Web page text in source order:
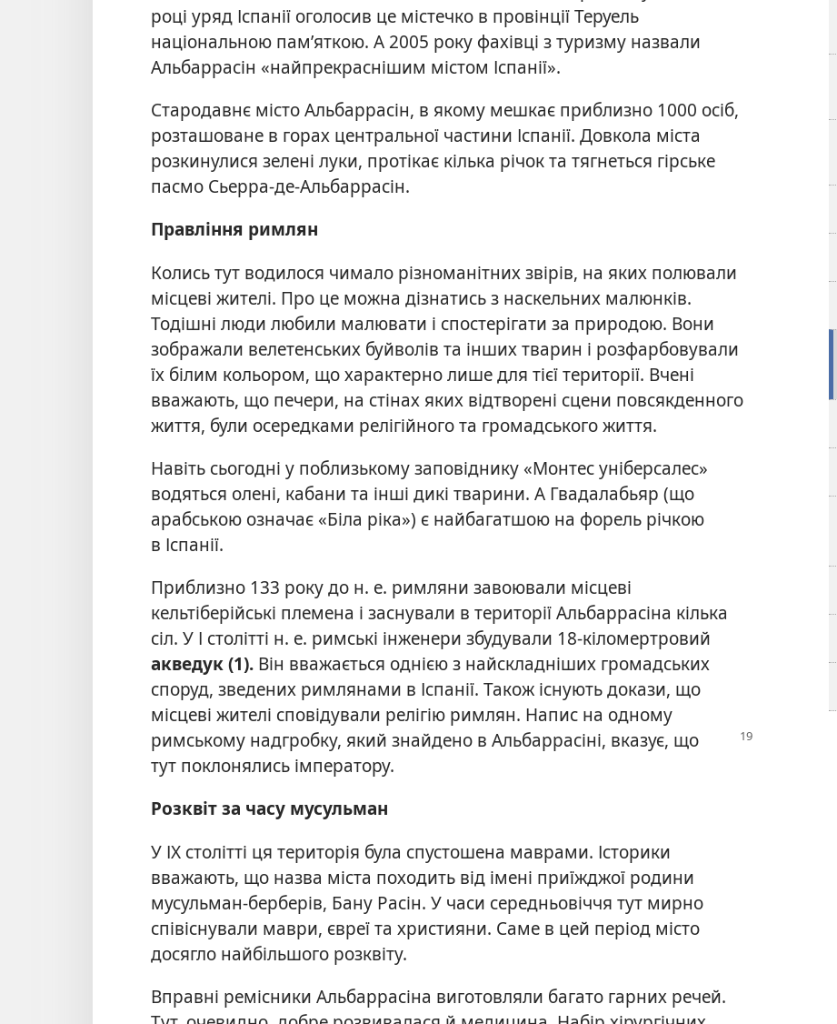
році уряд Іспанії оголосив це містечко в провінції Теруель
національною пам’яткою. А 2005 року фахівці з туризму назвали
Альбаррасін «найпрекраснішим містом Іспанії».
Стародавнє місто Альбаррасін, в якому мешкає приблизно 1000 осіб,
розташоване в горах центральної частини Іспанії. Довкола міста
розкинулися зелені луки, протікає кілька річок та тягнеться гірське
пасмо Сьерра-де-Альбаррасін.
Правління римлян
Колись тут водилося чимало різноманітних звірів, на яких полювали
місцеві жителі. Про це можна дізнатись з наскельних малюнків.
Тодішні люди любили малювати і спостерігати за природою. Вони
зображали велетенських буйволів та інших тварин і розфарбовували
їх білим кольором, що характерно лише для тієї території. Вчені
вважають, що печери, на стінах яких відтворені сцени повсякденного
життя, були осередками релігійного та громадського життя.
Навіть сьогодні у поблизькому заповіднику «Монтес уніберсалес»
водяться олені, кабани та інші дикі тварини. А Гвадалабьяр (що
арабською означає «Біла ріка») є найбагатшою на форель річкою
в Іспанії.
Приблизно 133 року до н. е. римляни завоювали місцеві
кельтіберійські племена і заснували в території Альбаррасіна кілька
сіл. У І столітті н. е. римські інженери збудували 18-кіломертровий
акведук (1). Він вважається однією з найскладніших громадських
споруд, зведених римлянами в Іспанії. Також існують докази, що
місцеві жителі сповідували релігію римлян. Напис на одному
римському надгробку, який знайдено в Альбаррасіні, вказує, що
тут поклонялись імператору.
Розквіт за часу мусульман
У ІХ столітті ця територія була спустошена маврами. Історики
вважають, що назва міста походить від імені приїжджої родини
мусульман-берберів, Бану Расін. У часи середньовіччя тут мирно
співіснували маври, євреї та християни. Саме в цей період місто
досягло найбільшого розквіту.
Вправні ремісники Альбаррасіна виготовляли багато гарних речей.